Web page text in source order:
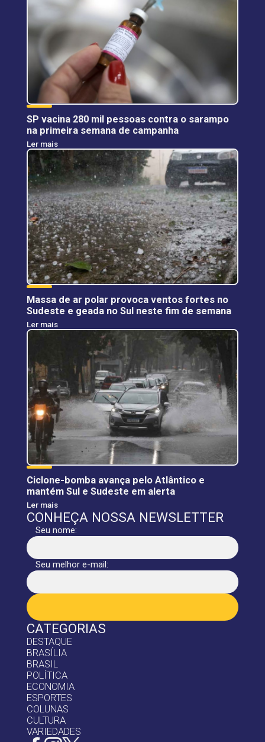
CATEGORIAS
DESTAQUE
BRASÍLIA
BRASIL
POLÍTICA
ECONOMIA
ESPORTES
COLUNAS
CULTURA
VARIEDADES
SP vacina 280 mil pessoas contra o sarampo
na primeira semana de campanha
Ler mais
Massa de ar polar provoca ventos fortes no
Sudeste e geada no Sul neste fim de semana
Ler mais
Ciclone-bomba avança pelo Atlântico e
mantém Sul e Sudeste em alerta
Ler mais
CONHEÇA NOSSA NEWSLETTER
Seu nome:
Seu melhor e-mail: